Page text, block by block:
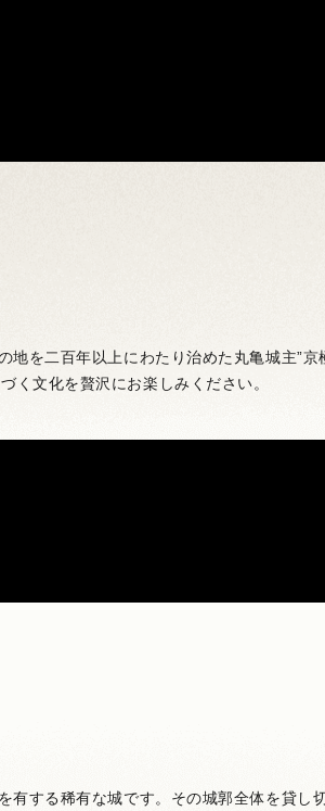
を二百年以上にわたり治めた丸亀城主”京
く文化を贅沢にお楽しみください。
有する稀有な城です。その城郭全体を貸し